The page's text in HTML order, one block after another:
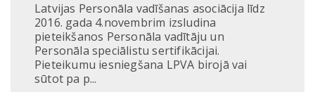
Latvijas Personāla vadīšanas asociācija līdz
2016. gada 4.novembrim izsludina
pieteikšanos Personāla vadītāju un
Personāla speciālistu sertifikācijai.
Pieteikumu iesniegšana LPVA birojā vai
sūtot pa p...